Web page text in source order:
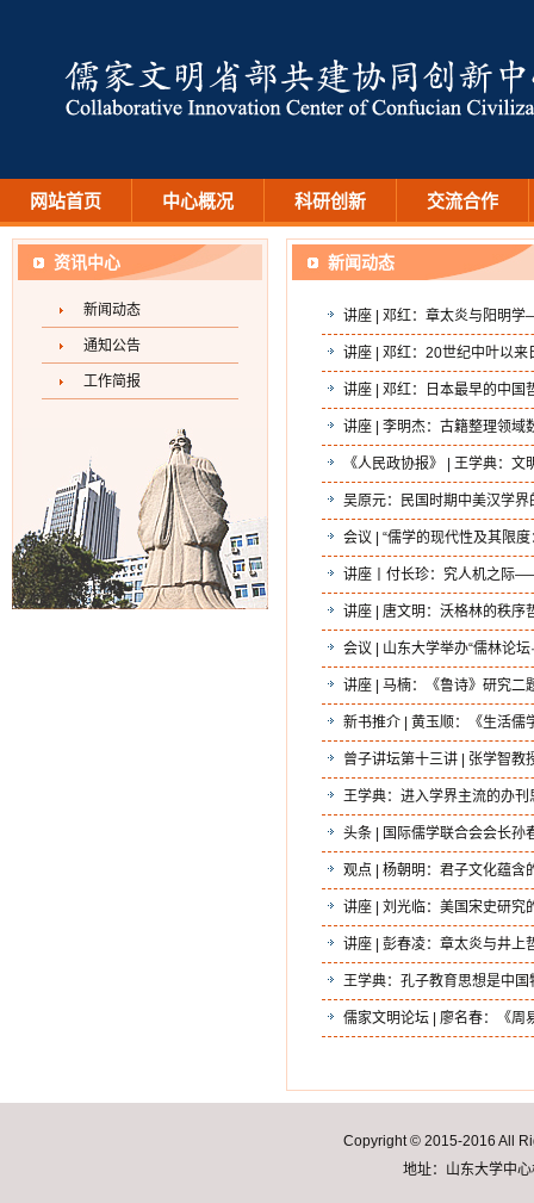
网站首页 中心概况 科研创新 交流合作
资讯中心
新闻动态
通知公告
工作简报
新闻动态
讲座 | 邓红：章太炎与阳明
讲座 | 邓红：20世纪中叶以
讲座 | 邓红：日本最早的中
讲座 | 李明杰：古籍整理领域
《人民政协报》 | 王学典：
吴原元：民国时期中美汉学界
会议 | “儒学的现代性及其限
讲座丨付长珍：究人机之际
讲座 | 唐文明：沃格林的秩序
会议 | 山东大学举办“儒林论
讲座 | 马楠：《鲁诗》研究二
新书推介 | 黄玉顺：《生活儒
曾子讲坛第十三讲 | 张学智教
王学典：进入学界主流的办刊
头条 | 国际儒学联合会会长孙
观点 | 杨朝明：君子文化蕴含
讲座 | 刘光临：美国宋史研
讲座 | 彭春凌：章太炎与井上
王学典：孔子教育思想是中
儒家文明论坛 | 廖名春：《
Copyright © 2015-2016 All
地址：山东大学中